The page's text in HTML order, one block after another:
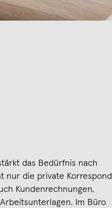
das Bedürfnis nach
nur die private
Kundenrechnungen,
Im Büro